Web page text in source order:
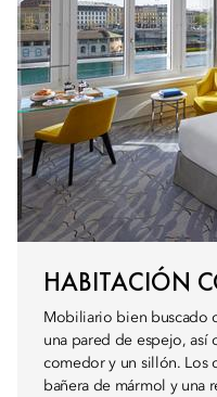
HABITACIÓN
Mobiliario bien buscado
una pared de espejo, así
comedor y un sillón. Los
bañera de mármol y una